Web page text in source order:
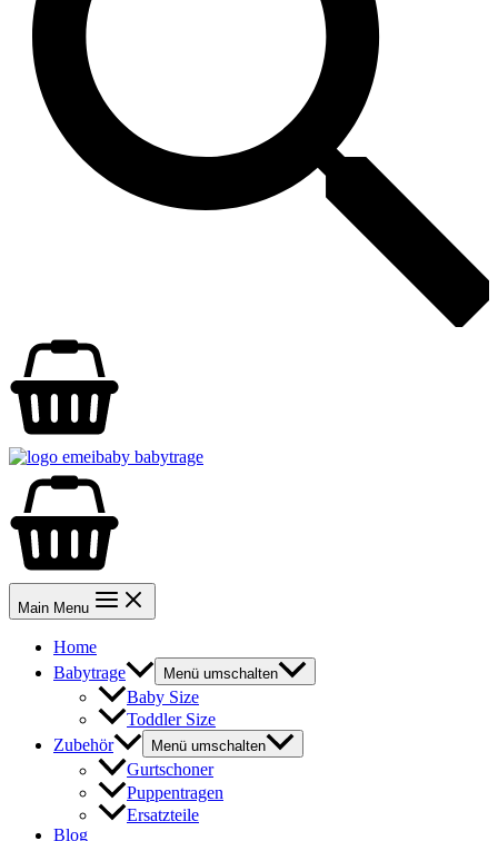
Main Menu
Home
Babytrage
Menü umschalten
Baby Size
Toddler Size
Zubehör
Menü umschalten
Gurtschoner
Puppentragen
Ersatzteile
Blog